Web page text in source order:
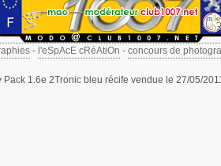
- l'eSpAcE cRéAtiOn - concours de
Pack 1.6e 2Tronic bleu récife vendue le 27/05/